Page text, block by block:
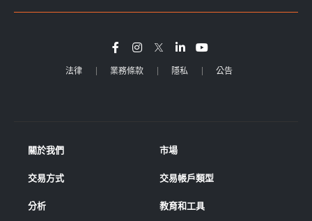
法律 業務條款 隱私 公告
關於我們 市場
交易方式 交易帳戶類型
分析 教育和工具